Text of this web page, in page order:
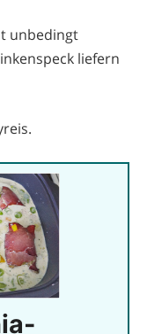
unbedingt
liefern